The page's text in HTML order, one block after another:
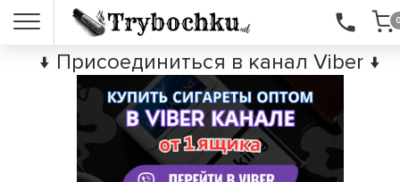
↓ Присоединиться в канал Viber ↓